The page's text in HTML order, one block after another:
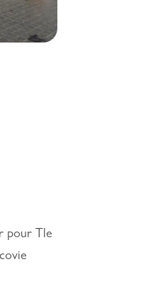
pour Tle